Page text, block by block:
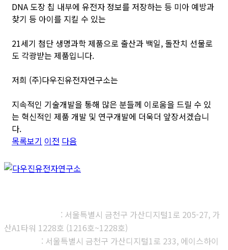
DNA 도장 칩 내부에 유전자 정보를 저장하는 등 미아 예방과
찾기 등 아이를 지킬 수 있는
21세기 첨단 생명과학 제품으로 출산과 백일, 돌잔치 선물로
도 각광받는 제품입니다.
저희 (주)다우진유전자연구소는
지속적인 기술개발을 통해 많은 분들께 이로움을 드릴 수 있
는 혁신적인 제품 개발 및 연구개발에 더욱더 앞장서겠습니
다.
목록보기 이전 다음
: 서울특별시 금천구 가산디지털1로 205-27, 가
산A1타워 1228호 (1216호~1228호)
: 서울특별시 금천구 가산디지털1로 233, 에이스하이